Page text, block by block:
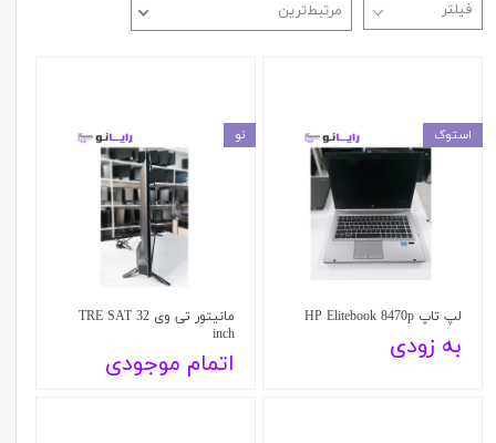
مرتبط‌ترین
لپ تاپ HP Elitebook 8470p
به زودی
استوک
مانیتور تی وی TRE SAT 32
inch
اتمام موجودی
نو